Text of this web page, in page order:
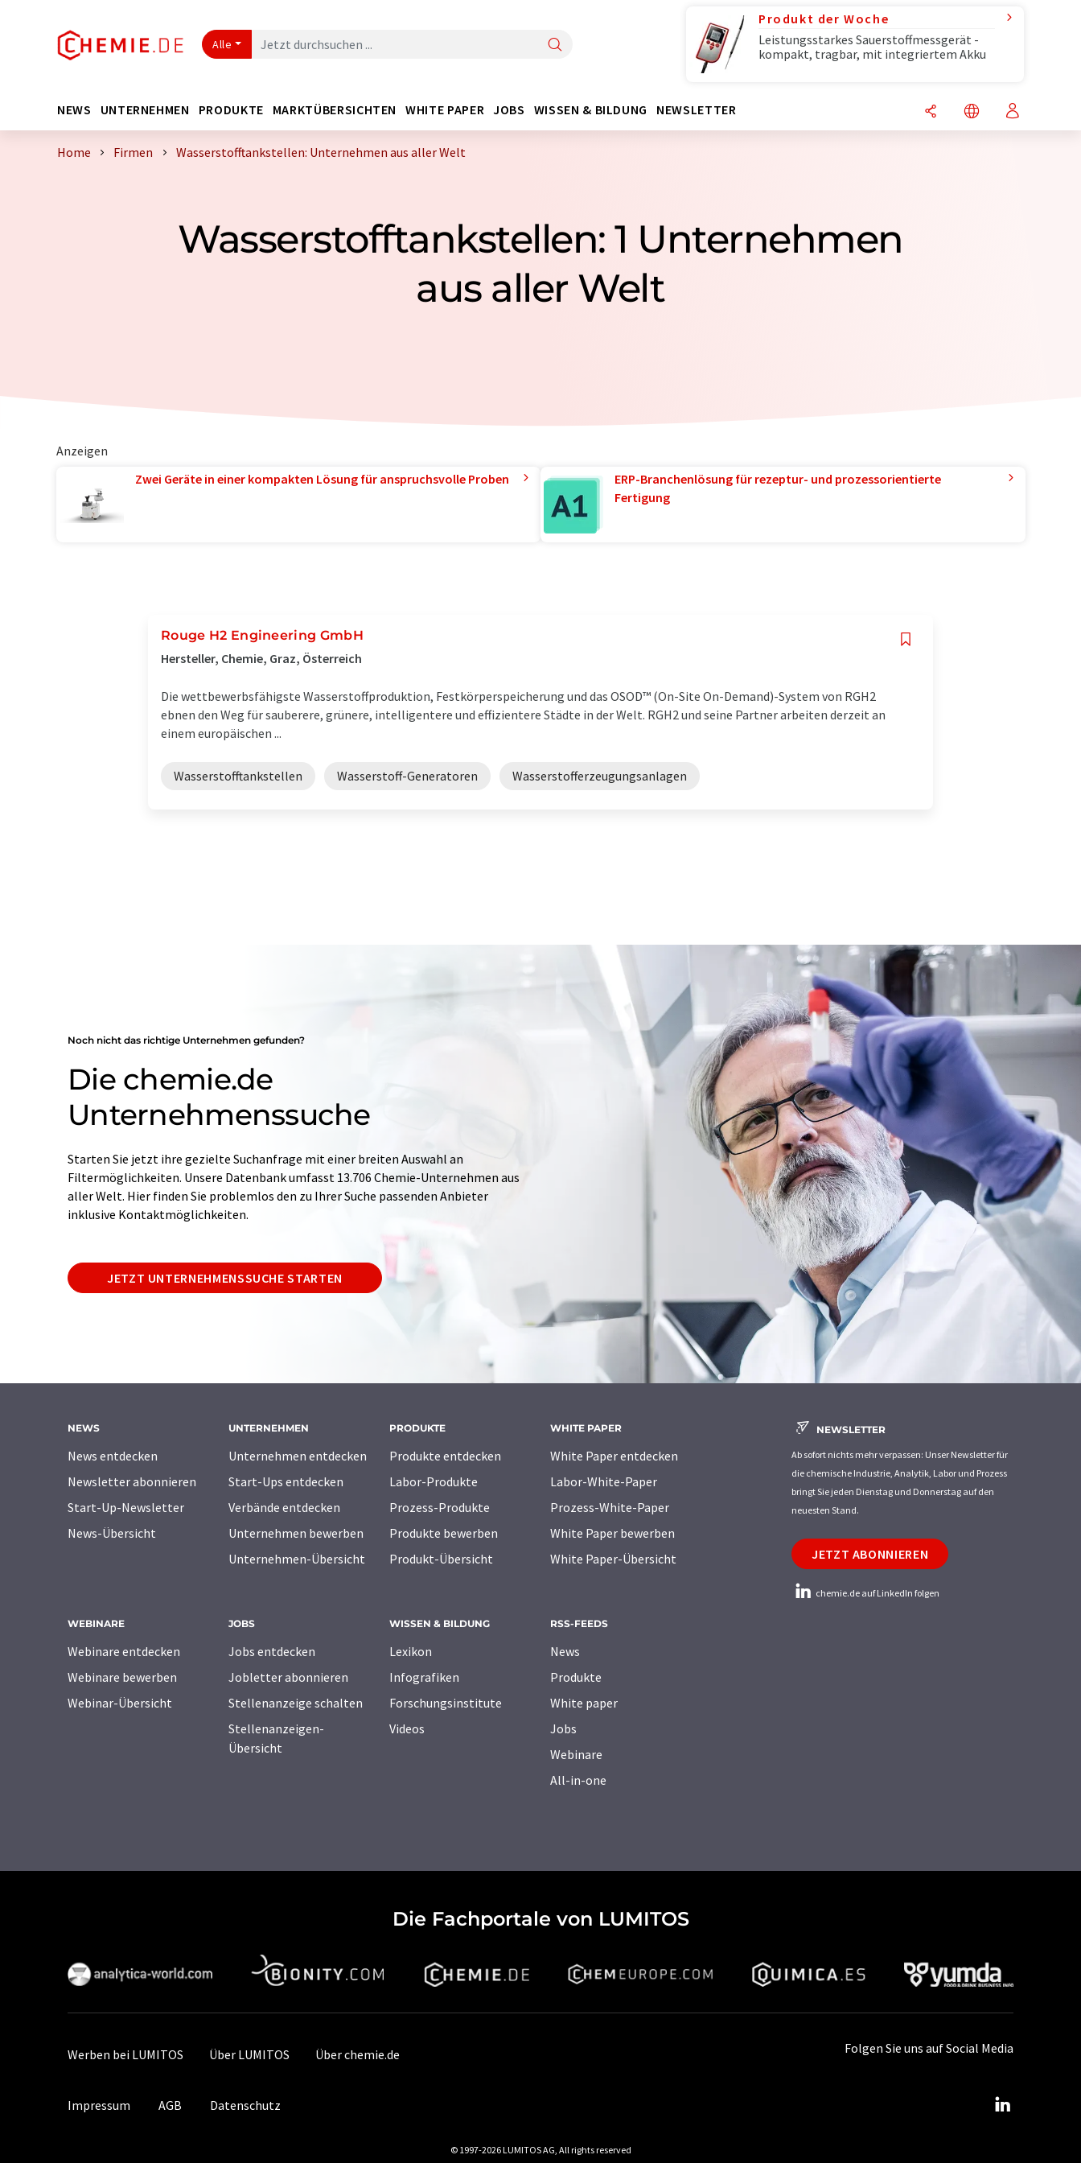
Alle
Produkt der Woche
Leistungsstarkes Sauerstoffmessgerät -
kompakt, tragbar, mit integriertem Akku
NEWS UNTERNEHMEN PRODUKTE MARKTÜBERSICHTEN WHITE PAPER JOBS WISSEN & BILDUNG NEWSLETTER
Home Firmen Wasserstofftankstellen: Unternehmen aus aller Welt
Wasserstofftankstellen: 1 Unternehmen
aus aller Welt
Anzeigen
Zwei Geräte in einer kompakten Lösung für anspruchsvolle Proben
ERP-Branchenlösung für rezeptur- und prozessorientierte
Fertigung
Rouge H2 Engineering GmbH
Hersteller, Chemie, Graz, Österreich
Die wettbewerbsfähigste Wasserstoffproduktion, Festkörperspeicherung und das OSOD™ (On-Site On-Demand)-System von RGH2
ebnen den Weg für sauberere, grünere, intelligentere und effizientere Städte in der Welt. RGH2 und seine Partner arbeiten derzeit an
einem europäischen ...
Wasserstofftankstellen Wasserstoff-Generatoren Wasserstofferzeugungsanlagen
Noch nicht das richtige Unternehmen gefunden?
Die chemie.de
Unternehmenssuche
Starten Sie jetzt ihre gezielte Suchanfrage mit einer breiten Auswahl an
Filtermöglichkeiten. Unsere Datenbank umfasst 13.706 Chemie-Unternehmen aus
aller Welt. Hier finden Sie problemlos den zu Ihrer Suche passenden Anbieter
inklusive Kontaktmöglichkeiten.
JETZT UNTERNEHMENSSUCHE STARTEN
NEWS
News entdecken
Newsletter abonnieren
Start-Up-Newsletter
News-Übersicht
UNTERNEHMEN
Unternehmen entdecken
Start-Ups entdecken
Verbände entdecken
Unternehmen bewerben
Unternehmen-Übersicht
PRODUKTE
Produkte entdecken
Labor-Produkte
Prozess-Produkte
Produkte bewerben
Produkt-Übersicht
WHITE PAPER
White Paper entdecken
Labor-White-Paper
Prozess-White-Paper
White Paper bewerben
White Paper-Übersicht
WEBINARE
Webinare entdecken
Webinare bewerben
Webinar-Übersicht
JOBS
Jobs entdecken
Jobletter abonnieren
Stellenanzeige schalten
Stellenanzeigen-
Übersicht
WISSEN & BILDUNG
Lexikon
Infografiken
Forschungsinstitute
Videos
RSS-FEEDS
News
Produkte
White paper
Jobs
Webinare
All-in-one
NEWSLETTER
Ab sofort nichts mehr verpassen: Unser Newsletter für
die chemische Industrie, Analytik, Labor und Prozess
bringt Sie jeden Dienstag und Donnerstag auf den
neuesten Stand.
JETZT ABONNIEREN
chemie.de auf LinkedIn folgen
Die Fachportale von LUMITOS
Werben bei LUMITOS Über LUMITOS Über chemie.de
Impressum AGB Datenschutz
Folgen Sie uns auf Social Media
© 1997-2026 LUMITOS AG, All rights reserved